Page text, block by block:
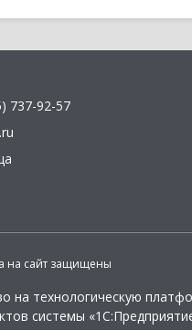
737-92-57
на сайт защищены
на технологическую
системы